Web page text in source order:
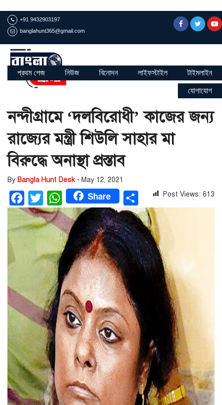
+91 9432903197
banglahunt365@gmail.com
প্রথম পেজ নিউজ বিনোদন লাইফস্টাইল টাইমলাইন
যোগাযোগ
নন্দীগ্রামে ‘দলবিরোধী’ কাজের জন্য
রাজ্যের মন্ত্রী শিউলি সাহার মা
বিরুদ্ধে অনাস্থা প্রস্তাব
By Bangla Hunt Desk - May 12, 2021
Facebook
TwitterWhatsApp
Share
Share
Post Views: 613